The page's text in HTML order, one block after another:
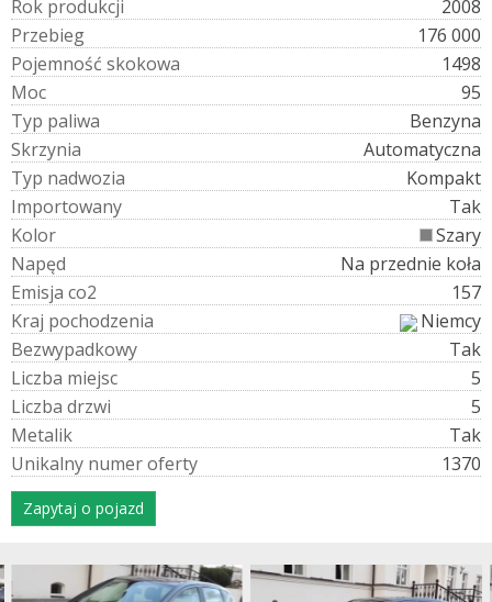
Rok produkcji
2008
Przebieg
176 000
Pojemność skokowa
1498
Moc
95
Typ paliwa
Benzyna
Skrzynia
Automatyczna
Typ nadwozia
Kompakt
Importowany
Tak
Kolor
Szary
Napęd
Na przednie koła
Emisja co2
157
Kraj pochodzenia
Niemcy
Bezwypadkowy
Tak
Liczba miejsc
5
Liczba drzwi
5
Metalik
Tak
Unikalny numeroferty 1370
Zapytaj o pojazd